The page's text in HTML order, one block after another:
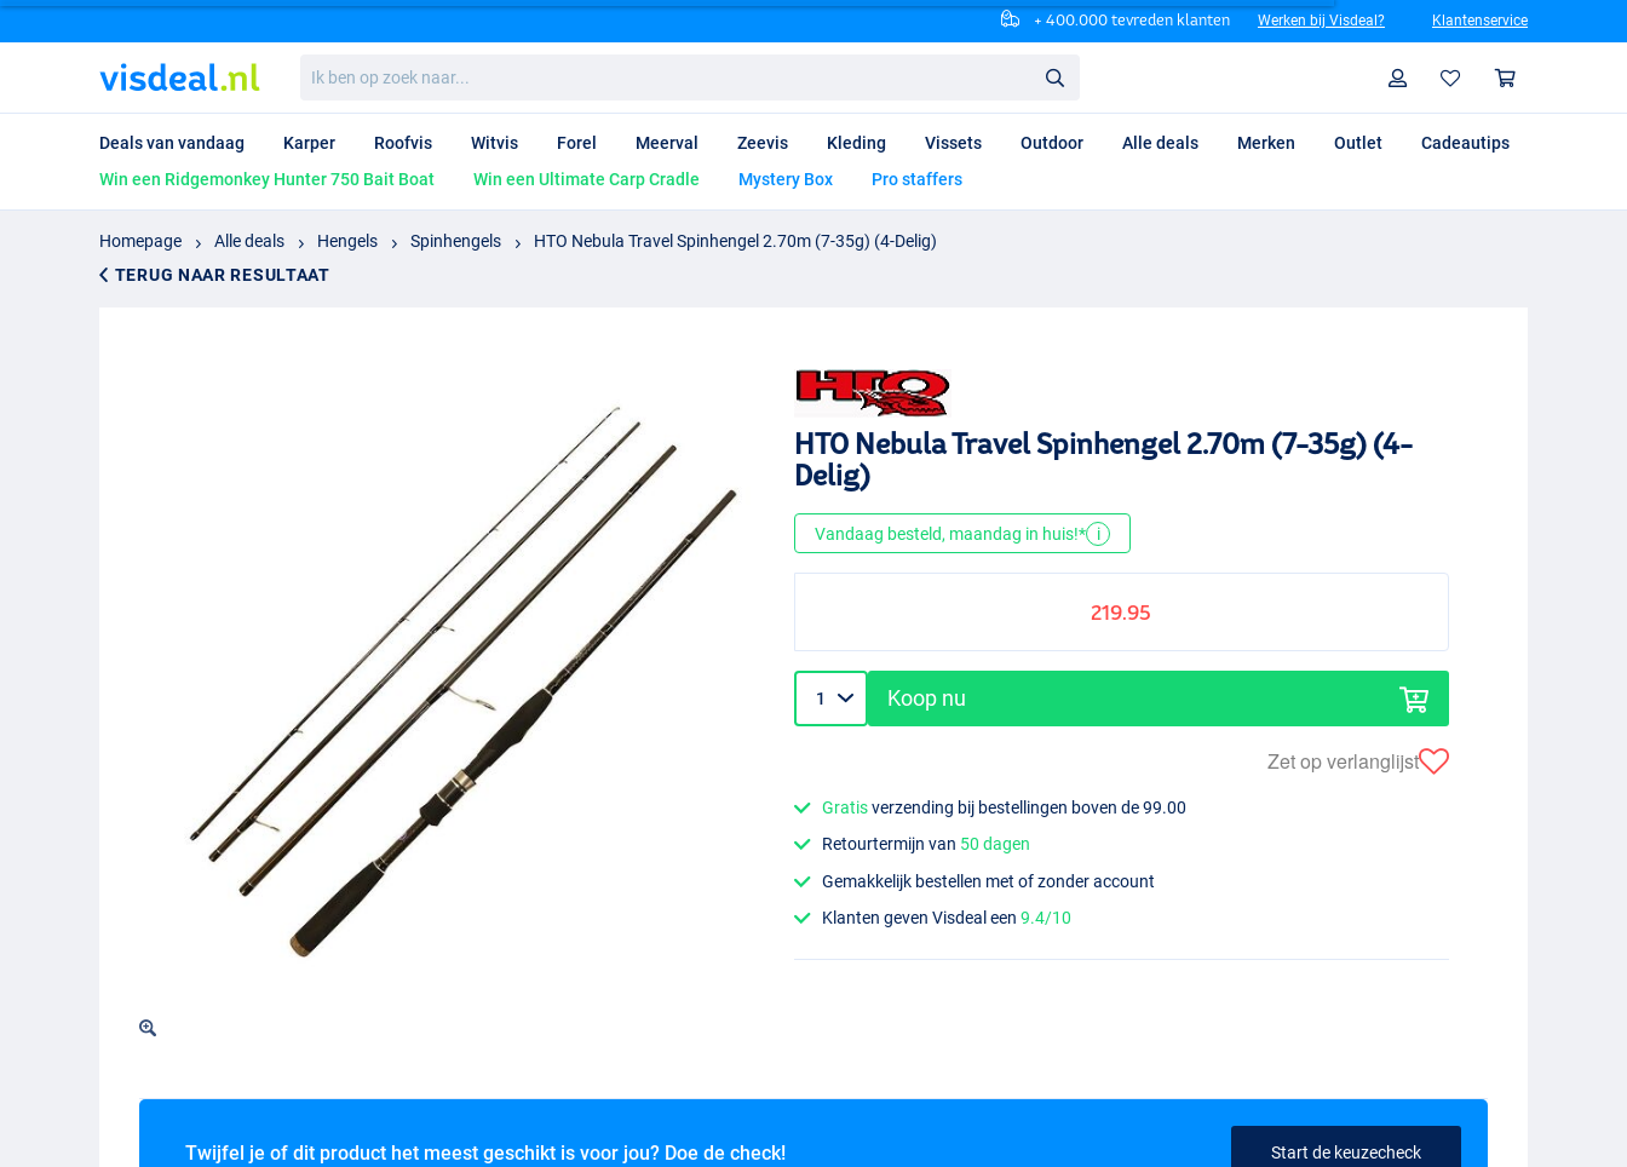
+ 400.000 tevreden klanten Werken bij Visdeal? Klantenservice
ben
op
naar...
Profiel
Deals van vandaag Karper Roofvis Witvis Forel Meerval Zeevis Kleding Vissets Outdoor Alle deals Merken Outlet
Cadeautips
Win een Ridgemonkey Hunter 750 Bait Boat
Win een Ultimate Carp Cradle Mystery Box Pro staffers
Homepage Alle deals Hengels Spinhengels
HTO Nebula Travel Spinhengel 2.70m (7-35g) (4-Delig)
TERUG NAAR RESULTAAT
HTO Nebula Travel Spinhengel 2.70m (7-35g) (4-
Delig)
Vandaag besteld, maandag in huis!* i
219.95
Koop nu
Zet op verlanglijst
Gratisverzending bij bestellingen boven de 99.00
Retourtermijn van 50 dagen
Gemakkelijk bestellen met of zonder account
Klanten geven Visdeal een9.4/10
Twijfel je of dit product het meest geschikt is voor jou? Doe de check! Start de keuzecheck